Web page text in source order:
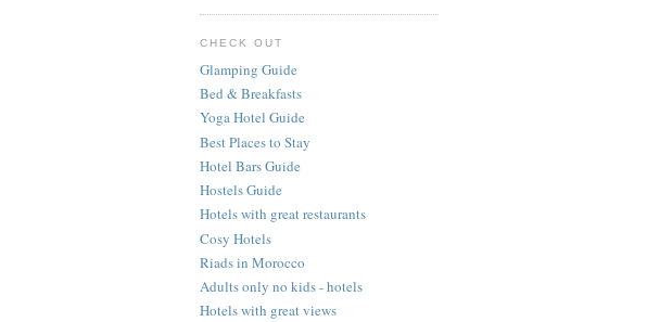
CHECK OUT
Glamping Guide
Bed & Breakfasts
Yoga Hotel Guide
Best Places to Stay
Hotel Bars Guide
Hostels Guide
Hotels with great restaurants
Cosy Hotels
Riads in Morocco
Adults only no kids - hotels
Hotels with great views